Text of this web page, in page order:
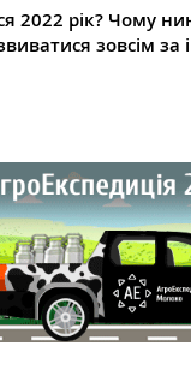
2022 рік? Чому
зовсім за